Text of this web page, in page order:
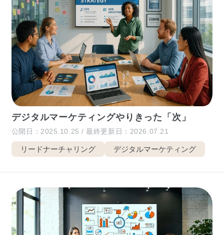
デジタルマーケティングやりきった「次」
公開日：2025.10.25 / 最終更新日：2026.07.21
リードナーチャリング デジタルマーケティング